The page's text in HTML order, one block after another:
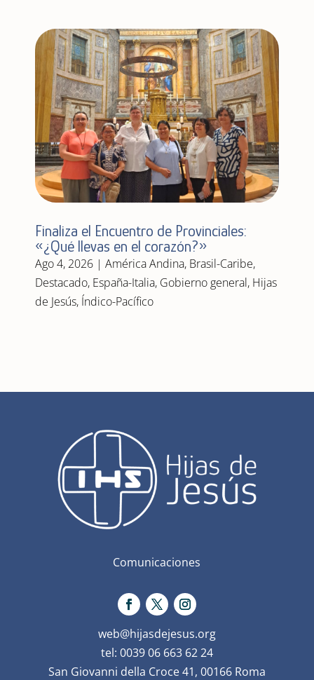
Finaliza el Encuentro de Provinciales:
«¿Qué llevas en el corazón?»
Ago 4, 2026| América Andina, Brasil-Caribe,
Destacado, España-Italia, Gobierno general, Hijas
de Jesús, Índico-Pacífico
Comunicaciones
web@hijasdejesus.org
tel: 0039 06 663 62 24
San Giovanni della Croce 41, 00166 Roma